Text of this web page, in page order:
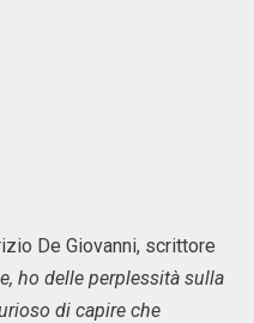
De Giovanni, scrittore
ho delle perplessità sulla
di capire che